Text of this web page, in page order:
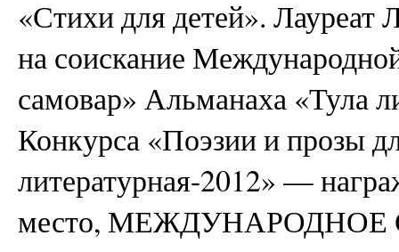
«Стихи для детей». Лауреат
на соискание
самовар» Альманаха «Тула
Конкурса «Поэзии и прозы
литературная-2012» —
место,